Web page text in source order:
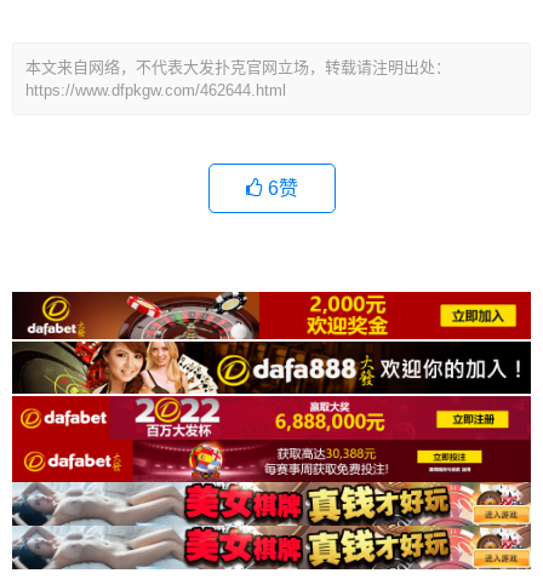
本文来自网络，不代表大发扑克官网立场，转载请注明出处：
https://www.dfpkgw.com/462644.html
6赞